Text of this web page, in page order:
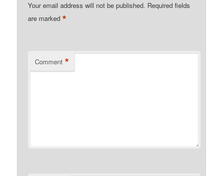
Your email address will not be published. Required fields
are marked*
Comment *